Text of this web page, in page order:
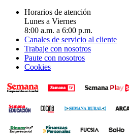
Horarios de atención
Lunes a Viernes
8:00 a.m. a 6:00 p.m.
Canales de servicio al cliente
Trabaje con nosotros
Paute con nosotros
Cookies